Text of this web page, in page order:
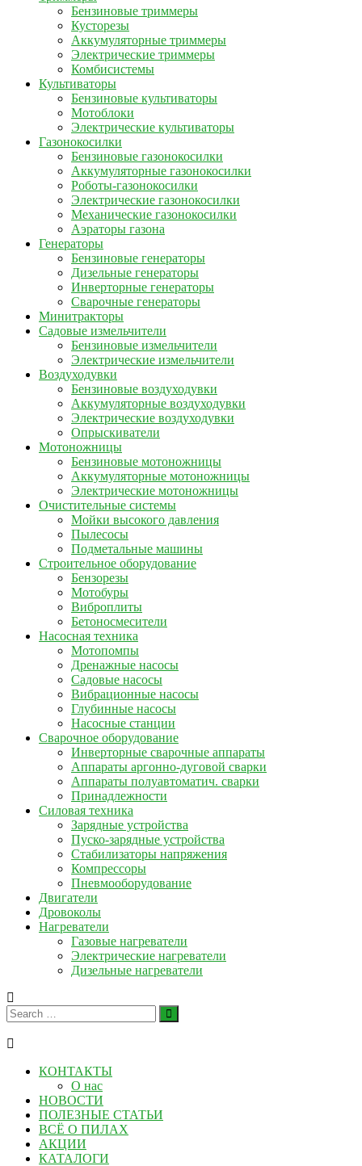
Бензиновые триммеры
Кусторезы
Аккумуляторные триммеры
Электрические триммеры
Комбисистемы
Культиваторы
Бензиновые культиваторы
Мотоблоки
Электрические культиваторы
Газонокосилки
Бензиновые газонокосилки
Аккумуляторные газонокосилки
Роботы-газонокосилки
Электрические газонокосилки
Механические газонокосилки
Аэраторы газона
Генераторы
Бензиновые генераторы
Дизельные генераторы
Инверторные генераторы
Сварочные генераторы
Минитракторы
Садовые измельчители
Бензиновые измельчители
Электрические измельчители
Воздуходувки
Бензиновые воздуходувки
Аккумуляторные воздуходувки
Электрические воздуходувки
Опрыскиватели
Мотоножницы
Бензиновые мотоножницы
Аккумуляторные мотоножницы
Электрические мотоножницы
Очистительные системы
Мойки высокого давления
Пылесосы
Подметальные машины
Строительное оборудование
Бензорезы
Мотобуры
Виброплиты
Бетоносмесители
Насосная техника
Мотопомпы
Дренажные насосы
Садовые насосы
Вибрационные насосы
Глубинные насосы
Насосные станции
Сварочное оборудование
Инверторные сварочные аппараты
Аппараты аргонно-дуговой сварки
Аппараты полуавтоматич. сварки
Принадлежности
Силовая техника
Зарядные устройства
Пуско-зарядные устройства
Стабилизаторы напряжения
Компрессоры
Пневмооборудование
Двигатели
Дровоколы
Нагреватели
Газовые нагреватели
Электрические нагреватели
Дизельные нагреватели
КОНТАКТЫ
О нас
НОВОСТИ
ПОЛЕЗНЫЕ СТАТЬИ
ВСЁ О ПИЛАХ
АКЦИИ
КАТАЛОГИ